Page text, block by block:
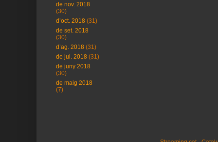
de nov. 2018
(30)
d’oct. 2018 (31)
de set. 2018
(30)
d’ag. 2018 (31)
de jul. 2018 (31)
de juny 2018
(30)
de maig 2018
(7)